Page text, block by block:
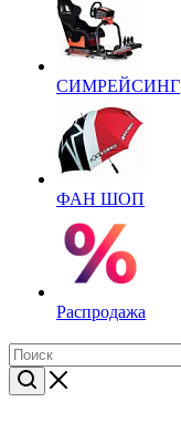
СИМРЕЙСИНГ
ФАН ШОП
Распродажа